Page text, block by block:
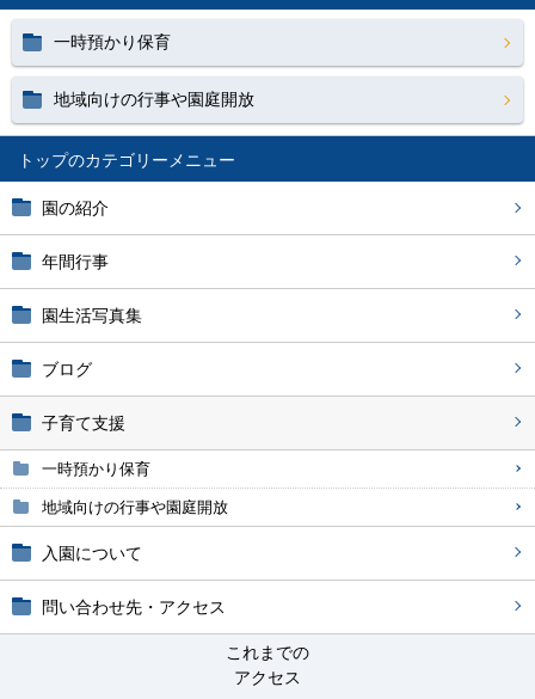
トップ
園の紹介
年間行事
園生活写真集
ブログ
子育て支援
一時預かり保育
地域向けの行事や園庭開放
入園について
問い合わせ先・アクセス
これまでの
アクセス
一時預かり保育
地域向けの行事や園庭開放